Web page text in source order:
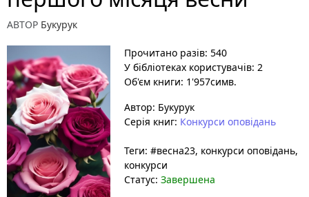
АВТОР Букурук
Прочитано разів: 540
У бібліотеках користувачів: 2
Об'єм книги: 1'957симв.
Автор: Букурук
Серія книг: Конкурси оповідань
Теги: #весна23, конкурси оповідань,
конкурси
Статус: Завершена